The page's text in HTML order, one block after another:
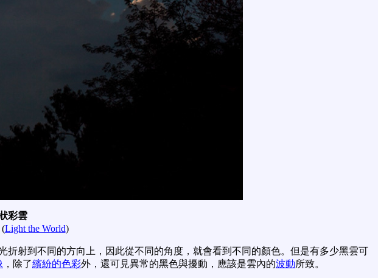
彩雲
Light the World)
折射到不同的方向上，因此從不同的角度，就會看到不同的顏色。但是有多少黑雲可
，除了繽紛的色彩外，還可見異常的黑色與擾動，應該是雲內的波動所致。